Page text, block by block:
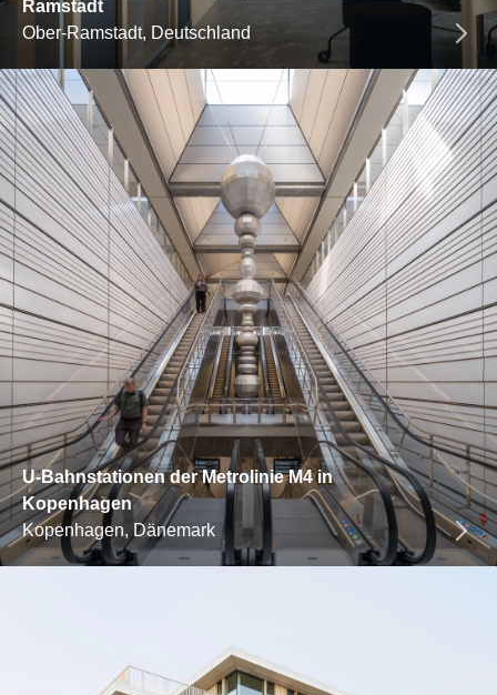
Ramstadt
Ober-Ramstadt, Deutschland
U-Bahnstationen der Metrolinie M4 in
Kopenhagen
Kopenhagen, Dänemark